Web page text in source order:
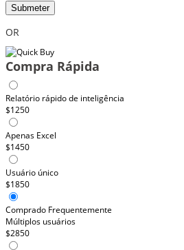
Submeter
OR
Compra Rápida
Relatório rápido de inteligência
$1250
Apenas Excel
$1450
Usuário único
$1850
Comprado Frequentemente
Múltiplos usuários
$2850